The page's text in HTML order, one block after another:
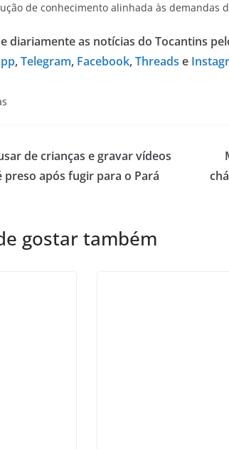
de conhecimento alinhada às demandas
diariamente as notícias do Tocantins
,Telegram, Facebook,Threads e
de crianças e gravar vídeos
preso após fugir para o Pará
gostar também